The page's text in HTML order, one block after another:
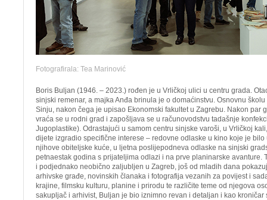
Fotografirala: Tea Marinović
Boris Buljan (1946. – 2023.) rođen je u Vrličkoj ulici u centru grada.
sinjski remenar, a majka Anđa brinula je o domaćinstvu. Osnovnu
Sinju, nakon čega je upisao Ekonomski fakultet u Zagrebu. Nakon par
vraća se u rodni grad i zapošljava se u računovodstvu tadašnje
Jugoplastike). Odrastajući u samom centru sinjske varoši, u Vrličkoj
dijete izgradio specifične interese – redovne odlaske u kino koje je
njihove obiteljske kuće, u ljetna poslijepodneva odlaske na sinjski
petnaestak godina s prijateljima odlazi i na prve planinarske avanture.
i podjednako neobično zaljubljen u Zagreb, još od mladih dana
arhivske građe, novinskih članaka i fotografija vezanih za povijest i
krajine, filmsku kulturu, planine i prirodu te različite teme od njegova
sakupljač i arhivist, Buljan je bio iznimno revan i detaljan i kao kroničar